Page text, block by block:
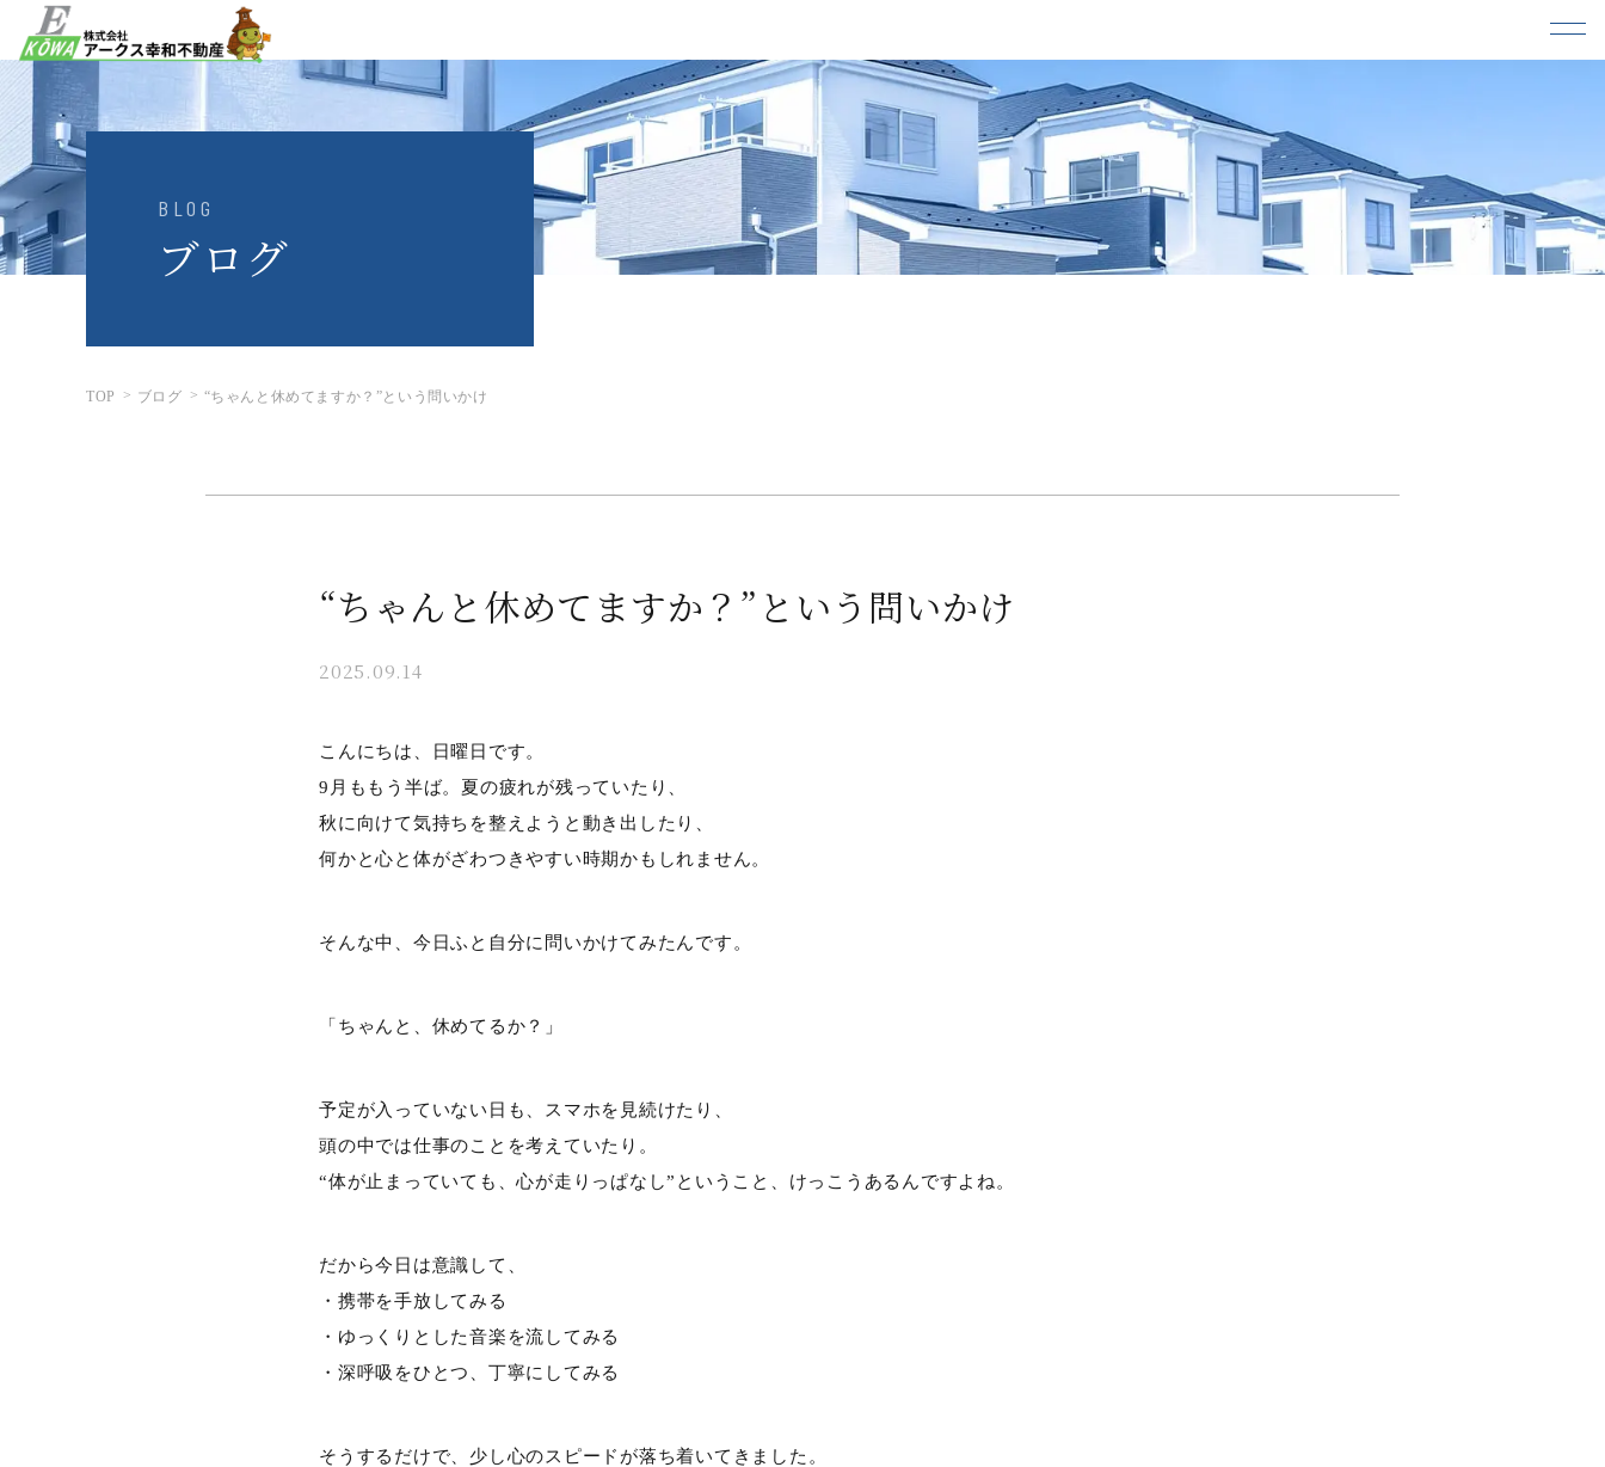
BLOG
ブログ
TOP ブログ “ちゃんと休めてますか？”という問いかけ
“ちゃんと休めてますか？”という問いかけ
2025.09.14
こんにちは、日曜日です。
9月ももう半ば。夏の疲れが残っていたり、
秋に向けて気持ちを整えようと動き出したり、
何かと心と体がざわつきやすい時期かもしれません。
そんな中、今日ふと自分に問いかけてみたんです。
「ちゃんと、休めてるか？」
予定が入っていない日も、スマホを見続けたり、
頭の中では仕事のことを考えていたり。
“体が止まっていても、心が走りっぱなし”ということ、けっこうあるんですよね。
だから今日は意識して、
・携帯を手放してみる
・ゆっくりとした音楽を流してみる
・深呼吸をひとつ、丁寧にしてみる
そうするだけで、少し心のスピードが落ち着いてきました。